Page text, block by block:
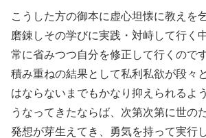
こうした方の御本に虚心坦懐に教えを
磨錬しその学びに実践・対峙して行く
常に省みつつ自分を修正して行くので
積み重ねの結果として私利私欲が段々
はならないまでもかなり抑えられるよ
うなってきたならば、次第次第に世の
発想が芽生えてき、勇気を持って実行